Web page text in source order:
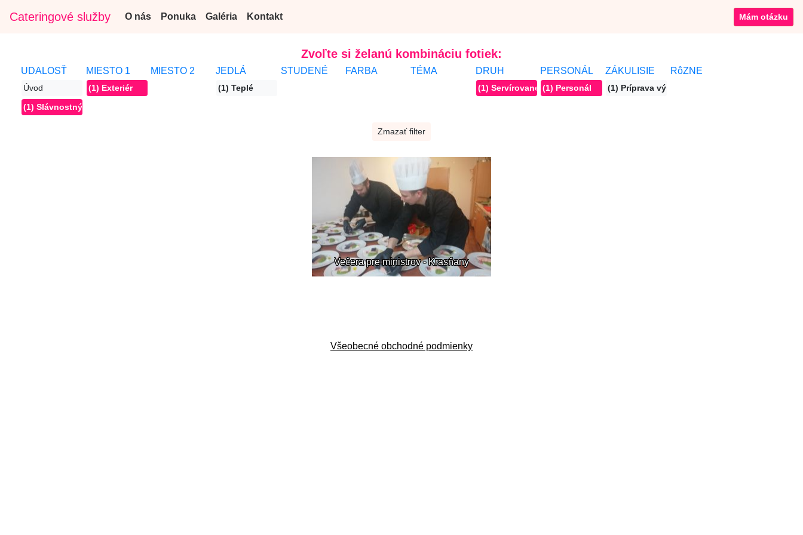
Cateringové služby O nás Ponuka Galéria Kontakt Mám otázku
Zvoľte si želanú kombináciu fotiek:
UDALOSŤ
Úvod
(1) Slávnostný obed, večera
MIESTO 1
(1) Exteriér
MIESTO 2 JEDLÁ
(1) Teplé
STUDENÉ FARBA TÉMA DRUH
(1) Servírované jedlo
PERSONÁL
(1) Personál
ZÁKULISIE
(1) Príprava výdaja jedla
RôZNE
Zmazať filter
Večera pre ministrov - Krasňany
Všeobecné obchodné podmienky